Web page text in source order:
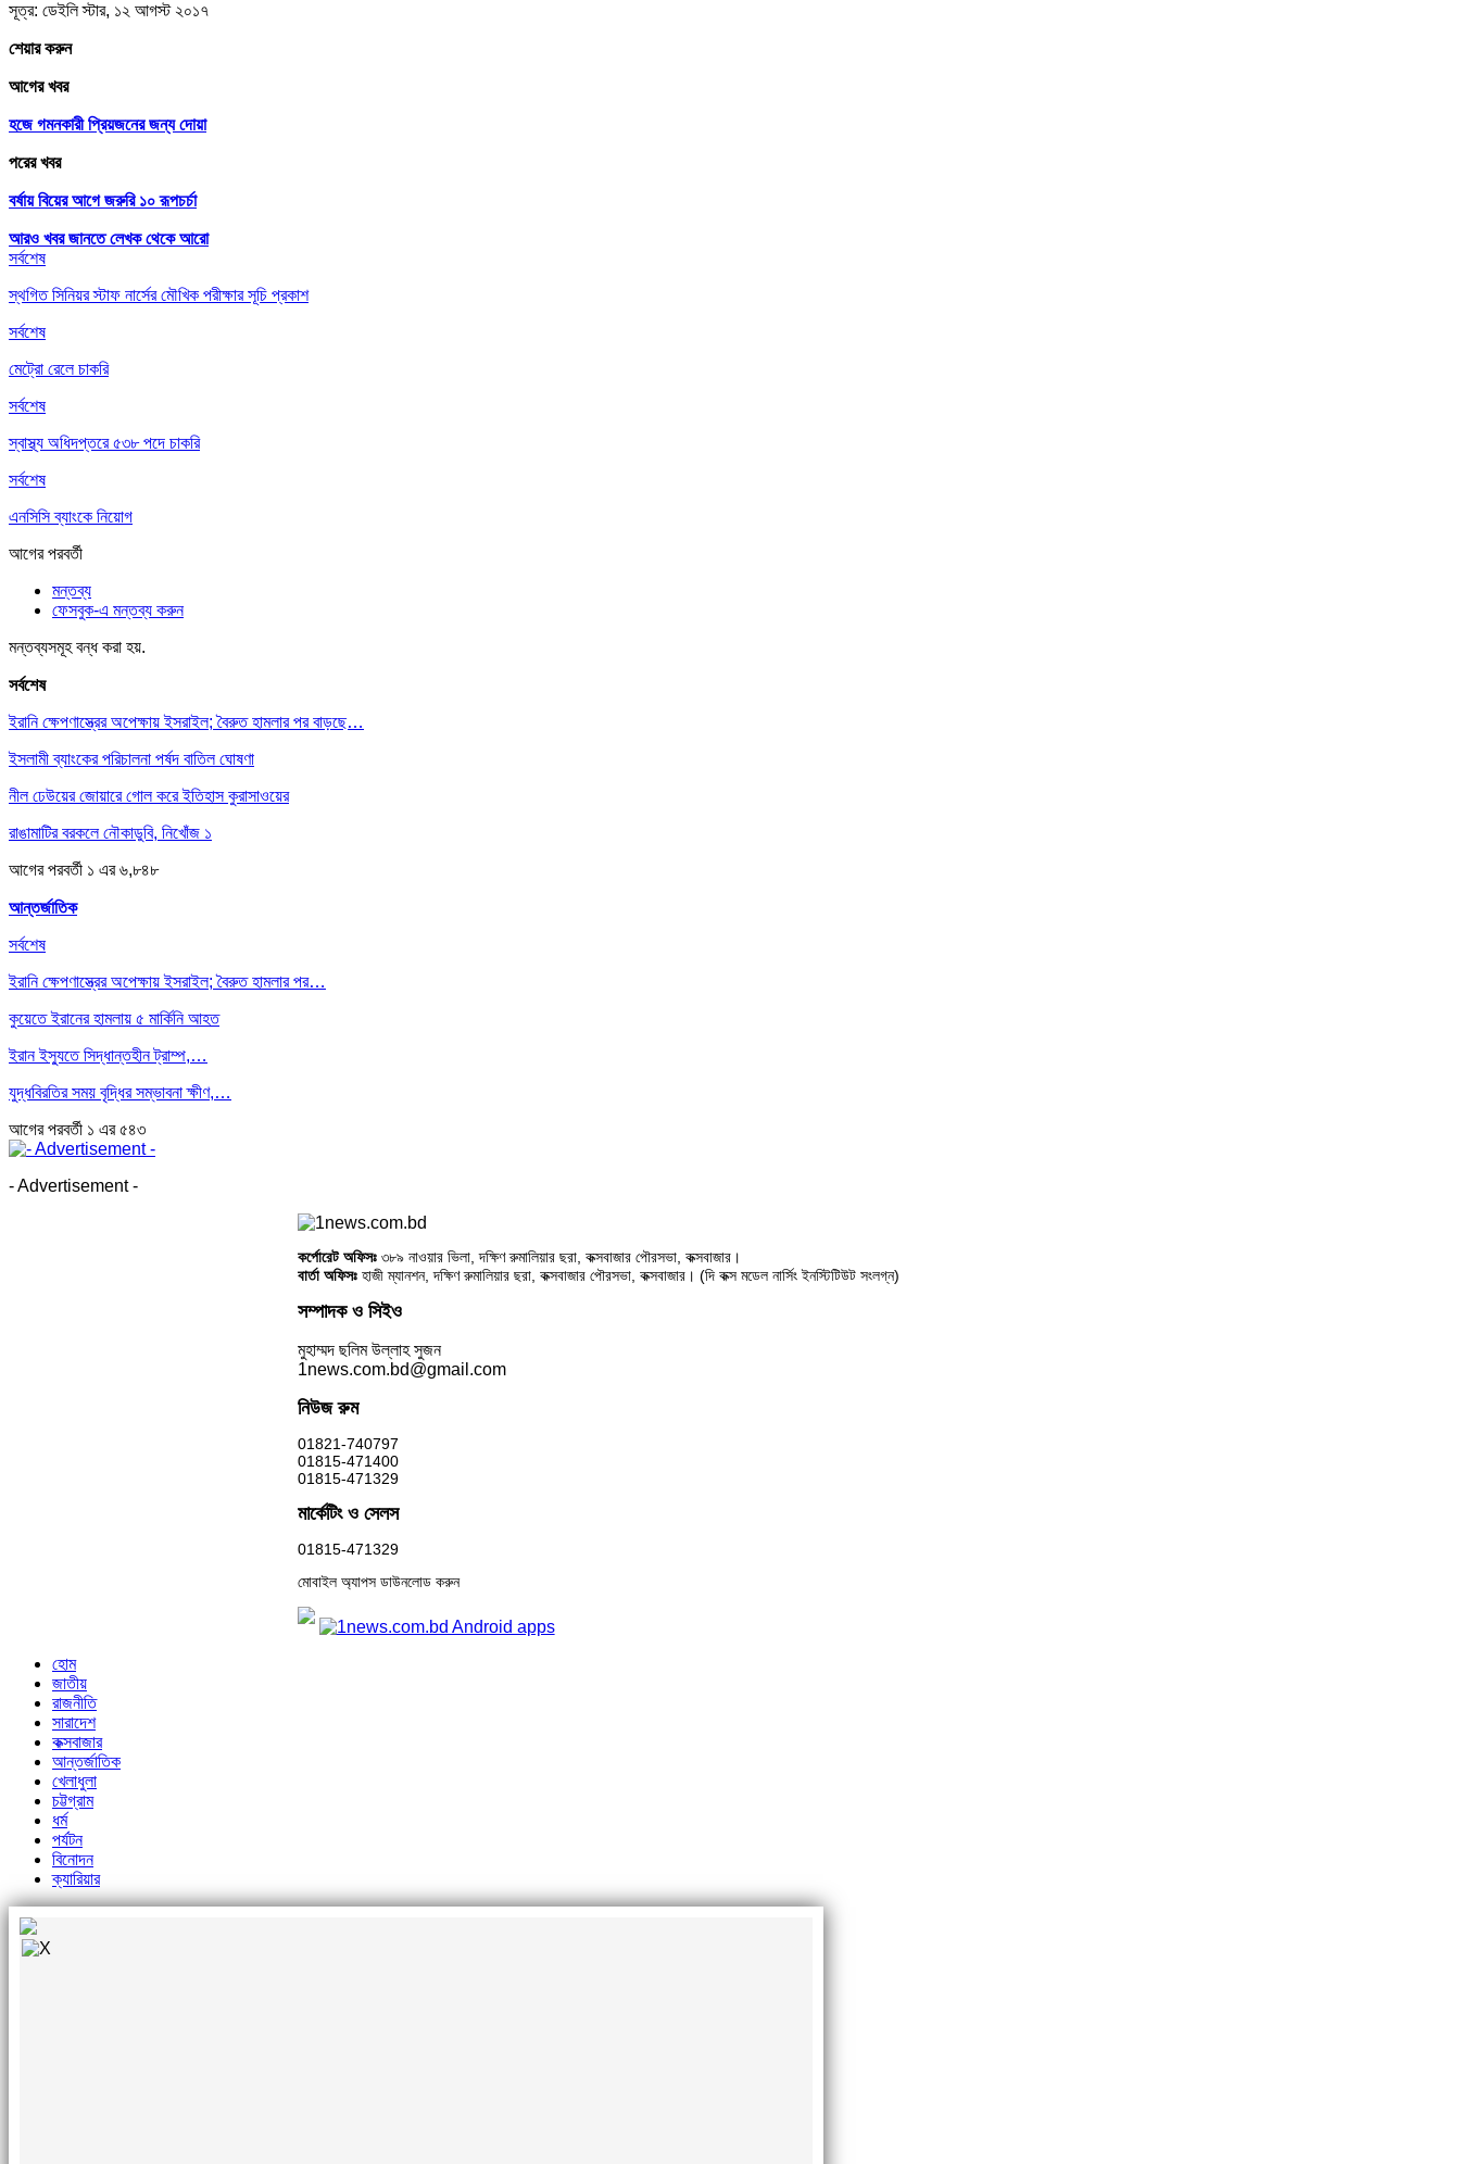
সূত্র: ডেইলি স্টার, ১২ আগস্ট ২০১৭
শেয়ার করুন
আগের খবর
হজে গমনকারী প্রিয়জনের জন্য দোয়া
পরের খবর
বর্ষায় বিয়ের আগে জরুরি ১০ রূপচর্চা
আরও খবর জানতে লেখক থেকে আরো
সর্বশেষ
স্থগিত সিনিয়র স্টাফ নার্সের মৌখিক পরীক্ষার সূচি প্রকাশ
সর্বশেষ
মেট্রো রেলে চাকরি
সর্বশেষ
স্বাস্থ্য অধিদপ্তরে ৫৩৮ পদে চাকরি
সর্বশেষ
এনসিসি ব্যাংকে নিয়োগ
আগেরপরবর্তী
মন্তব্য
ফেসবুক-এ মন্তব্য করুন
মন্তব্যসমূহ বন্ধ করা হয়.
সর্বশেষ
ইরানি ক্ষেপণাস্ত্রের অপেক্ষায় ইসরাইল; বৈরুত হামলার পর বাড়ছে…
ইসলামী ব্যাংকের পরিচালনা পর্ষদ বাতিল ঘোষণা
নীল ঢেউয়ের জোয়ারে গোল করে ইতিহাস কুরাসাওয়ের
রাঙামাটির বরকলে নৌকাডুবি, নিখোঁজ ১
আগেরপরবর্তী ১ এর ৬,৮৪৮
আন্তর্জাতিক
সর্বশেষ
ইরানি ক্ষেপণাস্ত্রের অপেক্ষায় ইসরাইল; বৈরুত হামলার পর…
কুয়েতে ইরানের হামলায় ৫ মার্কিনি আহত
ইরান ইস্যুতে সিদ্ধান্তহীন ট্রাম্প,…
যুদ্ধবিরতির সময় বৃদ্ধির সম্ভাবনা ক্ষীণ,…
আগেরপরবর্তী ১ এর ৫৪৩
- Advertisement -
কর্পোরেট অফিসঃ৩৮৯ নাওয়ার ভিলা, দক্ষিণ রুমালিয়ার ছরা, কক্সবাজার পৌরসভা, কক্সবাজার।
বার্তা অফিসঃ হাজী ম্যানশন, দক্ষিণ রুমালিয়ার ছরা, কক্সবাজার পৌরসভা, কক্সবাজার। (দি কক্স মডেল নার্সিং ইনস্টিটিউট সংলগ্ন)
সম্পাদক ও সিইও
মুহাম্মদ ছলিম উল্লাহ সুজন
1news.com.bd@gmail.com
নিউজ রুম
01821-740797
01815-471400
01815-471329
মার্কেটিং ও সেলস
01815-471329
মোবাইল অ্যাপস ডাউনলোড করুন
হোম
জাতীয়
রাজনীতি
সারাদেশ
কক্সবাজার
আন্তর্জাতিক
খেলাধুলা
চট্টগ্রাম
ধর্ম
পর্যটন
বিনোদন
ক্যারিয়ার